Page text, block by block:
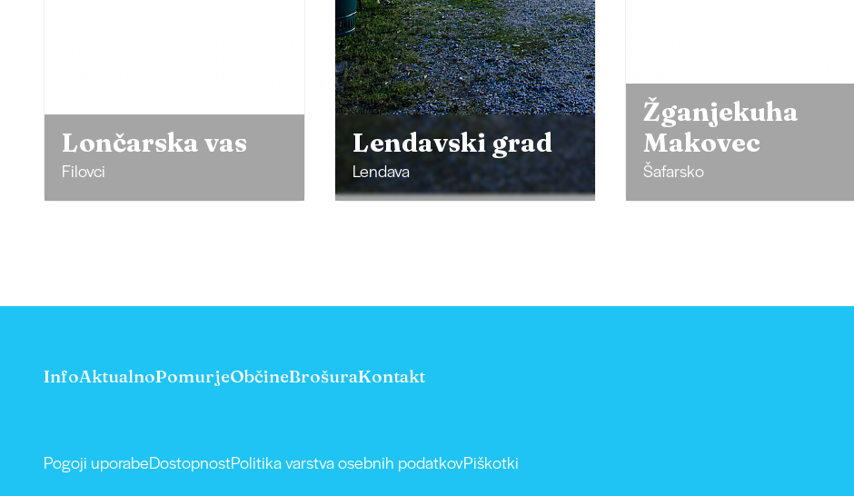
Lendavski grad
Lendava
Žganjekuha
Makovec
Šafarsko
Brod na Muri
Krog
InfoAktualnoPomurjeObčineBrošuraKontakt
Pogoji uporabeDostopnostPolitika varstva osebnih podatkovPiškotki